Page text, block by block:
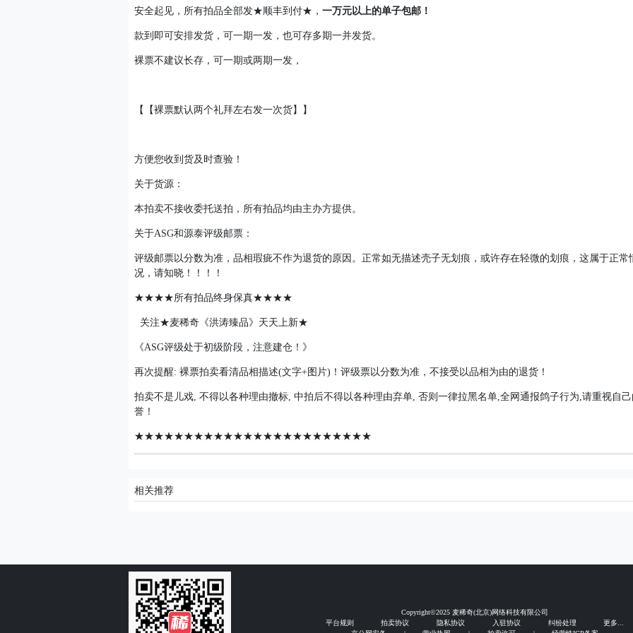
安全起见，所有拍品全部发★顺丰到付★， 一万元以上的单子包邮！
款到即可安排发货，可一期一发，也可存多期一并发货。
裸票不建议长存，可一期或两期一发，
【【裸票默认两个礼拜左右发一次货】】
方便您收到货及时查验！
关于货源：
本拍卖不接收委托送拍，所有拍品均由主办方提供。
关于ASG和源泰评级邮票：
评级邮票以分数为准，品相瑕疵不作为退货的原因。正常如无描述壳子无划痕，或许存在轻微的划痕，这属于正常
况，请知晓！！！！
★★★★所有拍品终身保真★★★★
关注★麦稀奇《洪涛臻品》天天上新★
《ASG评级处于初级阶段，注意建仓！》
再次提醒: 裸票拍卖看清品相描述(文字+图片)！评级票以分数为准，不接受以品相为由的退货！
拍卖不是儿戏, 不得以各种理由撤标, 中拍后不得以各种理由弃单, 否则一律拉黑名单,全网通报鸽子行为,请重视自
誉！
★★★★★★★★★★★★★★★★★★★★★★★★
相关推荐
Copyright©2025 麦稀奇(北京)网络科技有限公司
平台规则
拍卖协议 隐私协议 入驻协议 纠纷处理
更多...